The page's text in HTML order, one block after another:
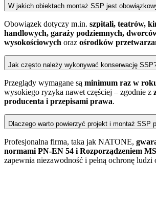
W jakich obiektach montaż SSP jest
Obowiązek dotyczy m.in. szpitali, teatrów,
handlowych, garaży podziemnych,
wysokościowych oraz ośrodków
Jak często należy wykonywać konserwację
Przeglądy wymagane są minimum raz w
wysokiego ryzyka nawet częściej – zgodnie z
producenta i przepisami prawa.
Dlaczego warto powierzyć projekt i montaż SSP
Profesjonalna firma, taka jak NATONE,
normami PN-EN 54 i Rozporządzeniem
zapewnia niezawodność i pełną ochronę ludzi